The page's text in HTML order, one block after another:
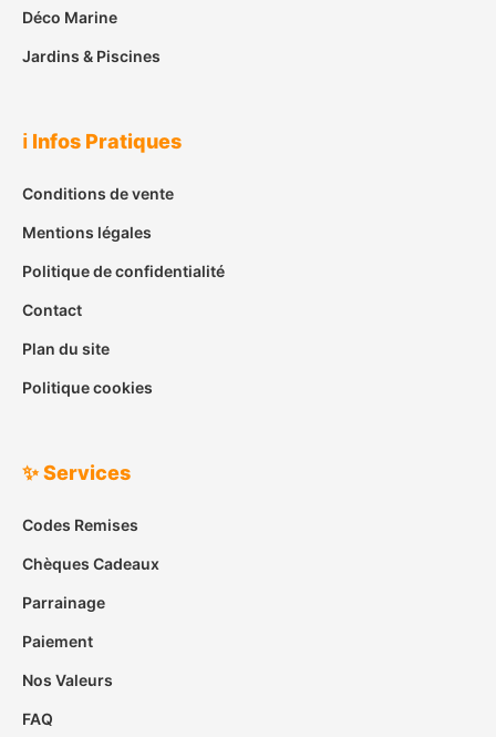
Déco Marine
Jardins & Piscines
ℹ️ Infos Pratiques
Conditions de vente
Mentions légales
Politique de confidentialité
Contact
Plan du site
Politique cookies
✨ Services
Codes Remises
Chèques Cadeaux
Parrainage
Paiement
Nos Valeurs
FAQ